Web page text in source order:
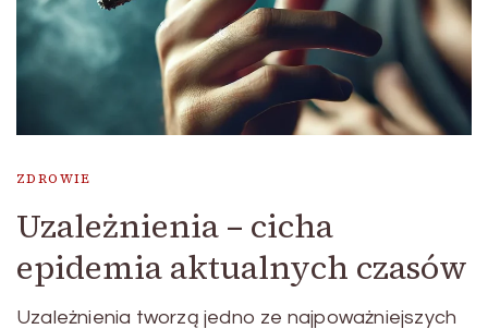
ZDROWIE
Uzależnienia – cicha
epidemia aktualnych czasów
Uzależnienia tworzą jedno ze najpoważniejszych